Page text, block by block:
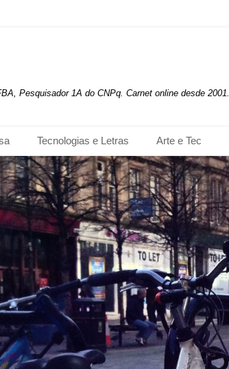
Pesquisador 1A do CNPq. Carnet online desde 2001.
Tecnologias e Letras Arte e Tec